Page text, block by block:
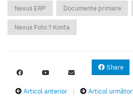
Nexus ERP Documente primare
Nexus Foto ? Konta
Share
Articol anterior | Articol următor